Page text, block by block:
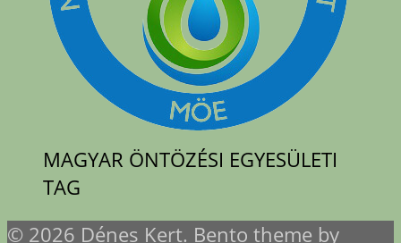
MAGYAR ÖNTÖZÉSI EGYESÜLETI
TAG
© 2026 Dénes Kert. Bento theme by